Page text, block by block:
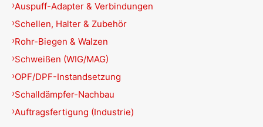
Auspuff-Adapter & Verbindungen
Schellen, Halter & Zubehör
Rohr-Biegen & Walzen
Schweißen (WIG/MAG)
OPF/DPF-Instandsetzung
Schalldämpfer-Nachbau
Auftragsfertigung (Industrie)